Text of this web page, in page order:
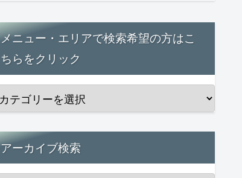
メニュー・エリアで検索希望の方はこ
ちらをクリック
アーカイブ検索